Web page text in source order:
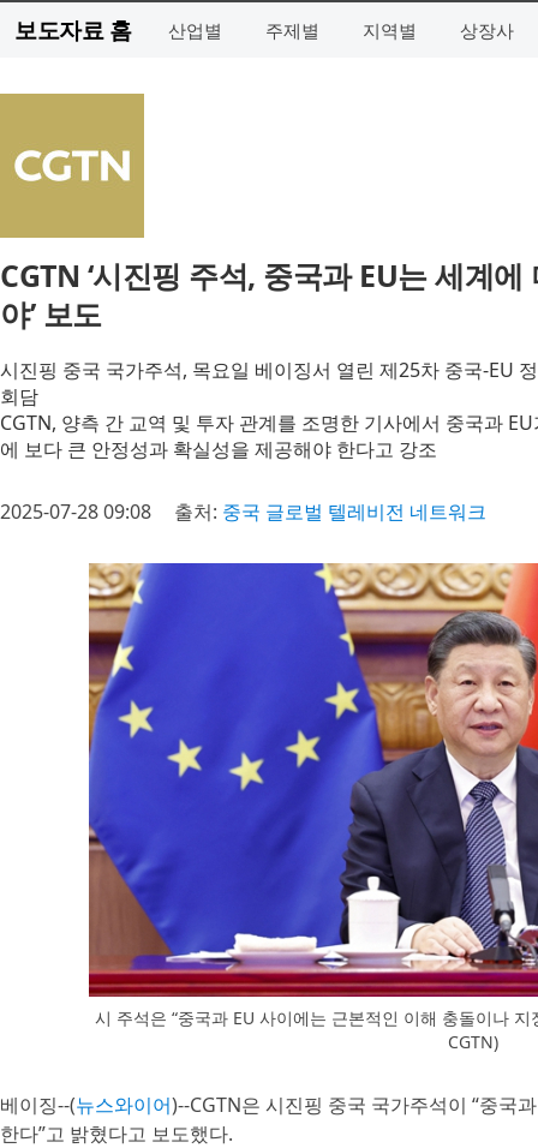
보도자료 홈 산업별 주제별 지역별 상장사
CGTN ‘시진핑 주석, 중국과 EU는 세계
야’ 보도
시진핑 중국 국가주석, 목요일 베이징서 열린 제25차 중국-EU
회담
CGTN, 양측 간 교역 및 투자 관계를 조명한 기사에서 중국과
에 보다 큰 안정성과 확실성을 제공해야 한다고 강조
2025-07-28 09:08 출처: 중국 글로벌 텔레비전 네트워크
시 주석은 “중국과 EU 사이에는 근본적인 이해 충돌이나
CGTN)
베이징--(뉴스와이어)--CGTN은 시진핑 중국 국가주석이 “중국
한다”고 밝혔다고 보도했다.